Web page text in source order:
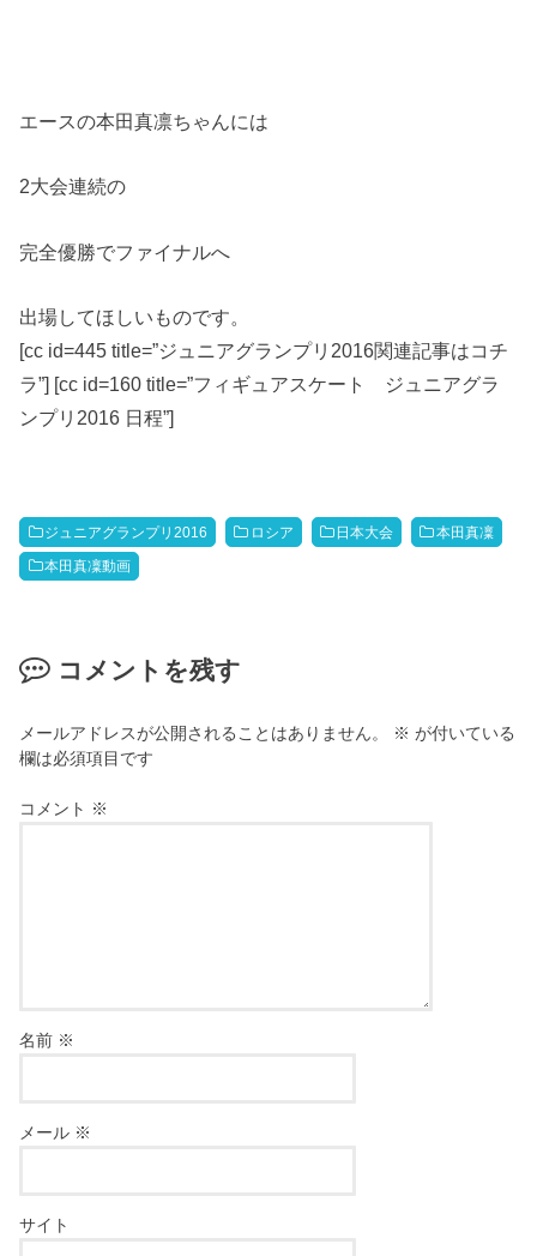
エースの本田真凛ちゃんには
2大会連続の
完全優勝でファイナルへ
出場してほしいものです。
[cc id=445 title=”ジュニアグランプリ2016関連記事はコチ
ラ”] [cc id=160 title=”フィギュアスケート ジュニアグラ
ンプリ2016 日程”]
ジュニアグランプリ2016 ロシア 日本大会 本田真凜
本田真凜動画
コメントを残す
メールアドレスが公開されることはありません。 ※ が付いている
欄は必須項目です
コメント ※
名前 ※
メール ※
サイト